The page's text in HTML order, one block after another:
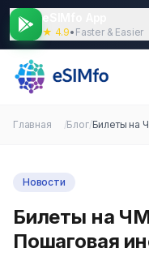
★ 4.9• Faster & Easier
Главная /Блог/
Новости
Билеты на
Пошаговая